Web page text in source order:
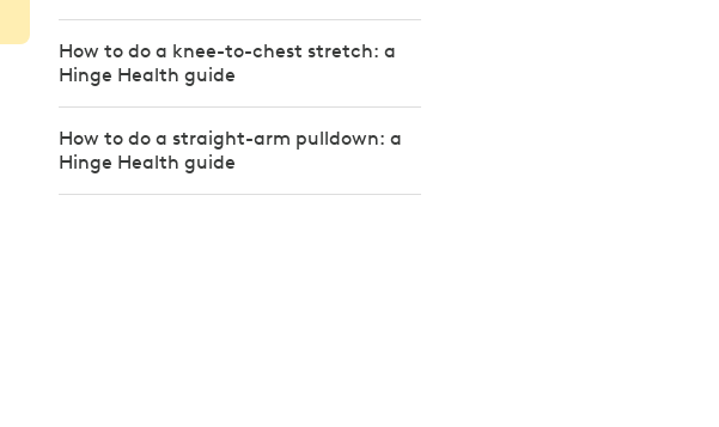
How to do a knee-to-chest stretch: a
Hinge Health guide
How to do a straight-arm pulldown: a
Hinge Health guide